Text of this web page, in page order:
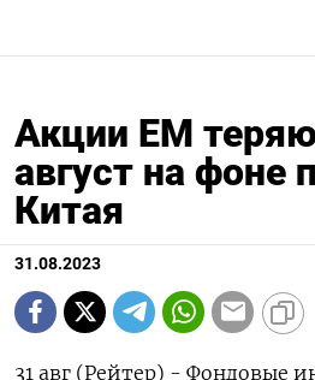
Акции ЕМ
август на фоне
Китая
31.08.2023
31 авг (Рейтер) - Фондовые